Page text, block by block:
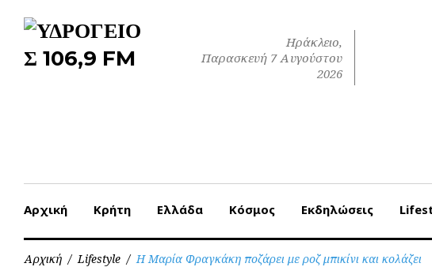
Ηράκλειο,
Παρασκευή 7 Αυγούστου
2026
Αρχική Κρήτη Ελλάδα Κόσμος Εκδηλώσεις
Αρχική / Lifestyle / Η Μαρία Φραγκάκη ποζάρει με ροζ μπικίνι και κολάζει